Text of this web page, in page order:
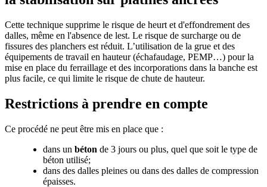
Cette technique supprime le risque de heurt et d'effondrement des
dalles, même en l'absence de lest. Le risque de surcharge ou de
fissures des planchers est réduit. L’utilisation de la grue et des
équipements de travail en hauteur (échafaudage, PEMP…) pour la
mise en place du ferraillage et des incorporations dans la banche est
plus facile, ce qui limite le risque de chute de hauteur.
Restrictions à prendre en compte
Ce procédé ne peut être mis en place que :
dans un béton de 3 jours ou plus, quel que soit le type de
béton utilisé;
dans des dalles pleines ou dans des dalles de compression
épaisses.